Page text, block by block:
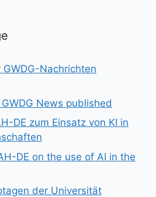
Nachrichten
News published
DE zum Einsatz von KI in
DE on the use of AI in the
der Universität